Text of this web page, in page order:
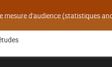
mesure d'audience (statistiques